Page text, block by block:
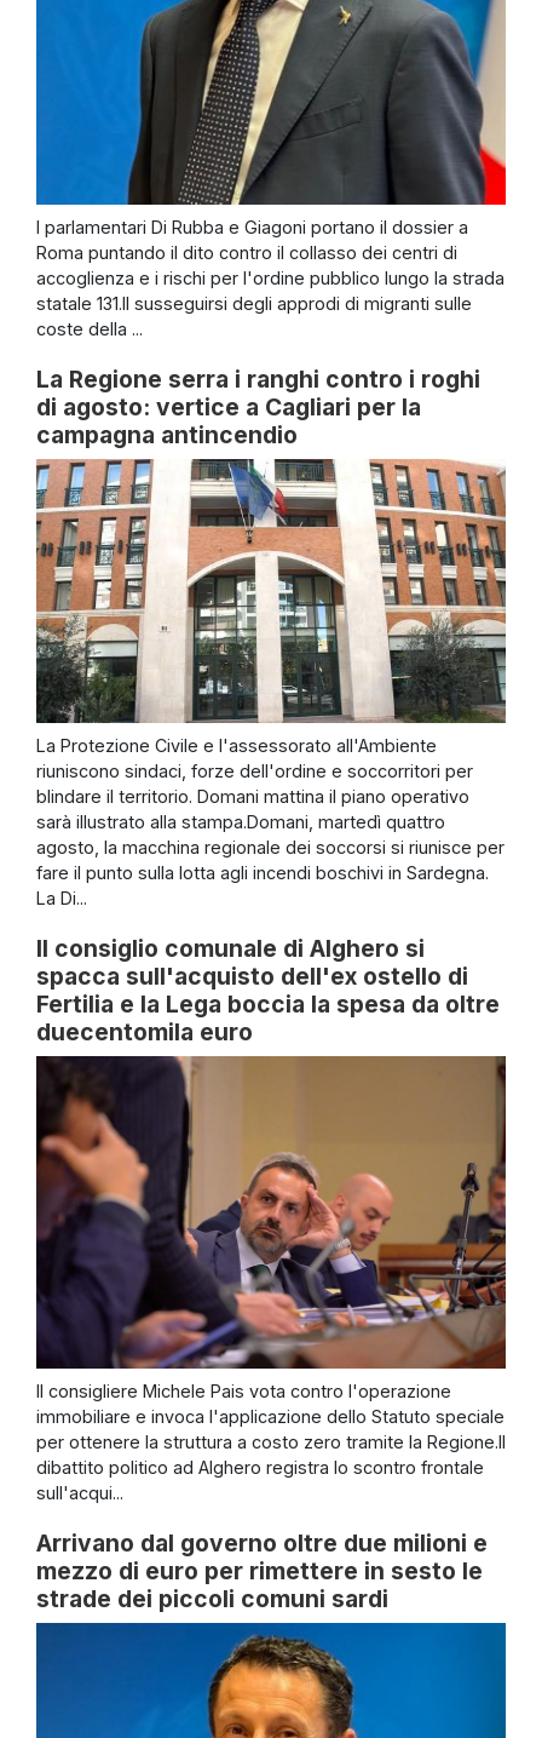
I parlamentari Di Rubba e Giagoni portano il dossier a
Roma puntando il dito contro il collasso dei centri di
accoglienza e i rischi per l'ordine pubblico lungo la strada
statale 131.Il susseguirsi degli approdi di migranti sulle
coste della ...
La Regione serra i ranghi contro i roghi
di agosto: vertice a Cagliari per la
campagna antincendio
La Protezione Civile e l'assessorato all'Ambiente
riuniscono sindaci, forze dell'ordine e soccorritori per
blindare il territorio. Domani mattina il piano operativo
sarà illustrato alla stampa.Domani, martedì quattro
agosto, la macchina regionale dei soccorsi si riunisce per
fare il punto sulla lotta agli incendi boschivi in Sardegna.
La Di...
Il consiglio comunale di Alghero si
spacca sull'acquisto dell'ex ostello di
Fertilia e la Lega boccia la spesa da oltre
duecentomila euro
Il consigliere Michele Pais vota contro l'operazione
immobiliare e invoca l'applicazione dello Statuto speciale
per ottenere la struttura a costo zero tramite la Regione.Il
dibattito politico ad Alghero registra lo scontro frontale
sull'acqui...
Arrivano dal governo oltre due milioni e
mezzo di euro per rimettere in sesto le
strade dei piccoli comuni sardi